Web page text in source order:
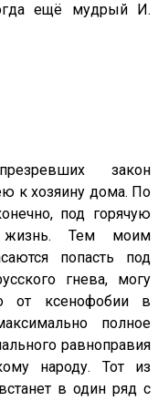
ещё мудрый И.
закон
к хозяину дома. По
под горячую
жизнь. Тем моим
попасть под
гнева, могу
от ксенофобии в
полное
равноправия
народу. Тот из
в один ряд с